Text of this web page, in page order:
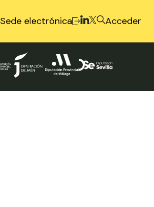
Sede electrónica Acceder